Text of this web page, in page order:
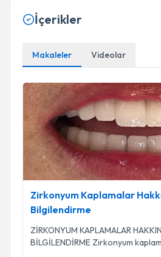
İçerikler
Makaleler Videolar
Zirkonyum Kaplamalar
Zirkonyum Kaplamalar
Bilgilendirme
ZİRKONYUM KAPLAMALAR
BİLGİLENDİRME Zirkonyum kaplamalar, estetik ve